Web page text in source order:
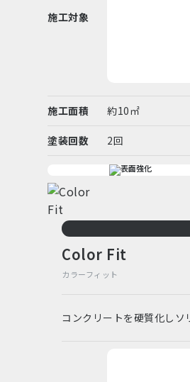
施工対象
施工面積 約10㎡
塗装回数 2回
Color Fit
カラーフィット
コンクリートを硬質化しソ